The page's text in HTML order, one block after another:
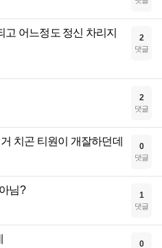
어느정도 정신 차리지
2
댓글
2
댓글
치곤 티원이 개잘하던데 0
댓글
님? 1
댓글
0